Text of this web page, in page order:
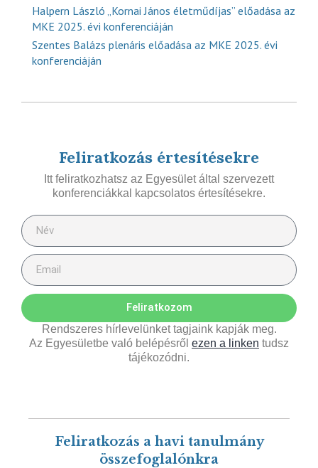
Halpern László „Kornai János életműdíjas” előadása az
MKE 2025. évi konferenciáján
Szentes Balázs plenáris előadása az MKE 2025. évi
konferenciáján
Feliratkozás értesítésekre
Itt feliratkozhatsz az Egyesület által szervezett
konferenciákkal kapcsolatos értesítésekre.
Feliratkozom
Rendszeres hírlevelünket tagjaink kapják meg.
Az Egyesületbe való belépésről ezen a linken tudsz
tájékozódni.
Feliratkozás a havi tanulmány
összefoglalónkra